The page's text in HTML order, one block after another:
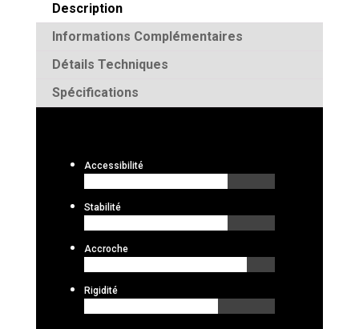
Description
Informations Complémentaires
Détails Techniques
Spécifications
Accessibilité
Stabilité
Accroche
Rigidité